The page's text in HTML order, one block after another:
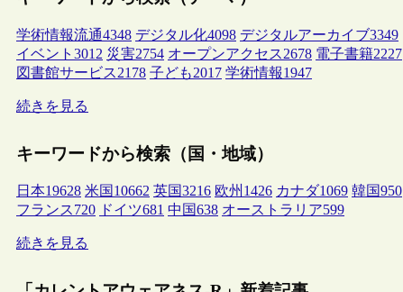
学術情報流通4348 デジタル化4098 デジタルアーカイブ3349
イベント 3012 災害2754 オープンアクセス2678 電子書籍2227
図書館サービス2178 子ども2017 学術情報1947
続きを見る
キーワードから検索（国・地域）
日本19628 米国 10662 英国3216 欧州 1426 カナダ1069 韓国950
フランス720 ドイツ681 中国638 オーストラリア599
続きを見る